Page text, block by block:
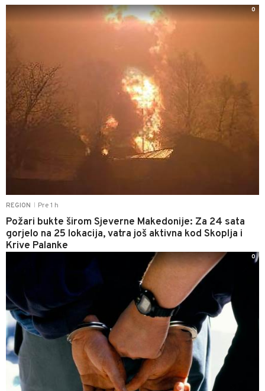
REGION Pre 1 h
Požari bukte širom Sjeverne Makedonije: Za 24 sata
gorjelo na 25 lokacija, vatra još aktivna kod Skoplja i
Krive Palanke
0
0